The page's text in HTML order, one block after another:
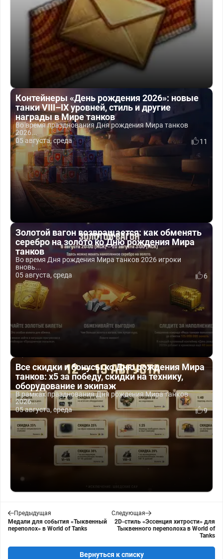
Контейнеры «День рождения 2026»: новые
танки VIII–IX уровней, стиль и другие
награды в Мире танков
Во время празднования Дня рождения Мира танков
2026...
05 августа, среда
11
Золотой вагон возвращается: как обменять
серебро на золото ко Дню рождения Мира
танков
Во время Дня рождения Мира танков 2026 игроки
вновь...
05 августа, среда
6
Все скидки и бонусы ко Дню рождения Мира
танков: x5 за победу, скидки на технику,
оборудование и экипаж
В рамках празднования Дня рождения Мира танков
2026...
05 августа, среда
9
Предыдущая
Медали для события «Тыквенный
переполох» в World of Tanks
Следующая
2D-стиль «Эссенция хитрости» для
Тыквенного переполоха в World of
Tanks
Вернуться к списку